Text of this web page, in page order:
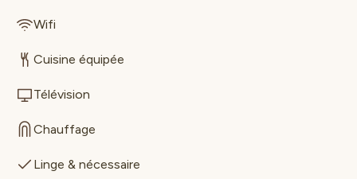
Wifi
Cuisine équipée
Télévision
Chauffage
Linge & nécessaire